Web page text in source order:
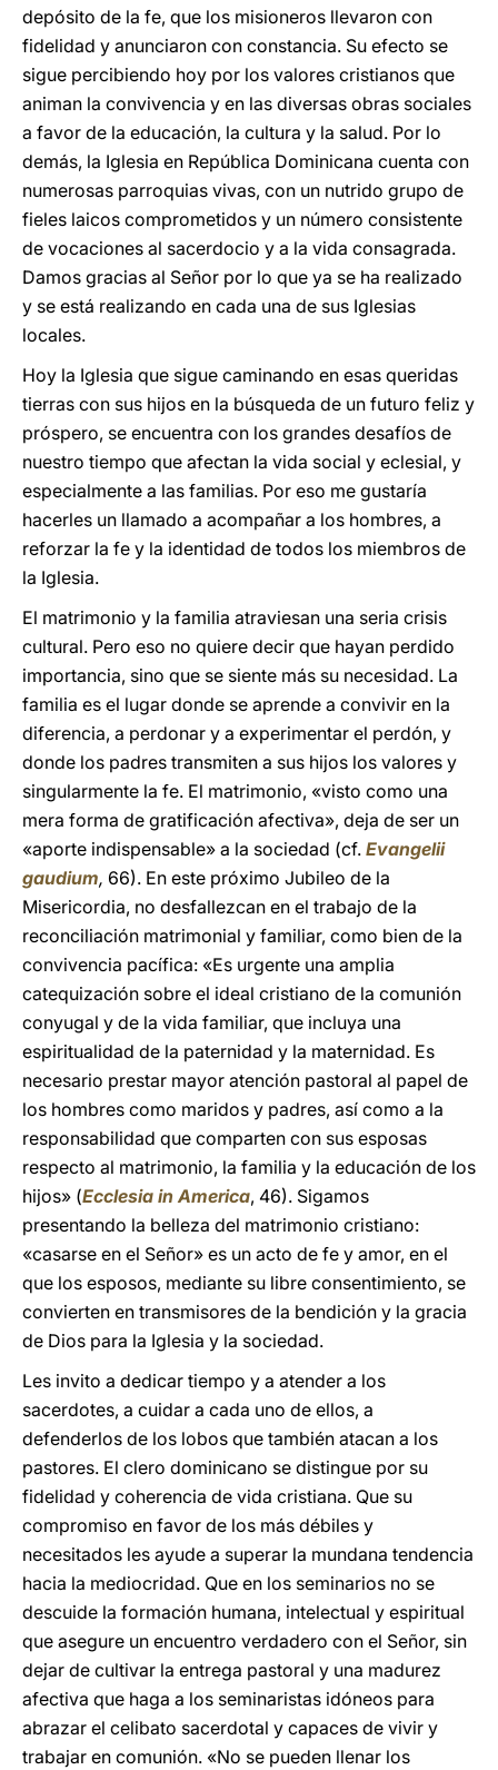
depósito de la fe, que los misioneros llevaron con
fidelidad y anunciaron con constancia. Su efecto se
sigue percibiendo hoy por los valores cristianos que
animan la convivencia y en las diversas obras sociales
a favor de la educación, la cultura y la salud. Por lo
demás, la Iglesia en República Dominicana cuenta con
numerosas parroquias vivas, con un nutrido grupo de
fieles laicos comprometidos y un número consistente
de vocaciones al sacerdocio y a la vida consagrada.
Damos gracias al Señor por lo que ya se ha realizado
y se está realizando en cada una de sus Iglesias
locales.
Hoy la Iglesia que sigue caminando en esas queridas
tierras con sus hijos en la búsqueda de un futuro feliz y
próspero, se encuentra con los grandes desafíos de
nuestro tiempo que afectan la vida social y eclesial, y
especialmente a las familias. Por eso me gustaría
hacerles un llamado a acompañar a los hombres, a
reforzar la fe y la identidad de todos los miembros de
la Iglesia.
El matrimonio y la familia atraviesan una seria crisis
cultural. Pero eso no quiere decir que hayan perdido
importancia, sino que se siente más su necesidad. La
familia es el lugar donde se aprende a convivir en la
diferencia, a perdonar y a experimentar el perdón, y
donde los padres transmiten a sus hijos los valores y
singularmente la fe. El matrimonio, «visto como una
mera forma de gratificación afectiva», deja de ser un
«aporte indispensable» a la sociedad (cf. Evangelii
gaudium, 66). En este próximo Jubileo de la
Misericordia, no desfallezcan en el trabajo de la
reconciliación matrimonial y familiar, como bien de la
convivencia pacífica: «Es urgente una amplia
catequización sobre el ideal cristiano de la comunión
conyugal y de la vida familiar, que incluya una
espiritualidad de la paternidad y la maternidad. Es
necesario prestar mayor atención pastoral al papel de
los hombres como maridos y padres, así como a la
responsabilidad que comparten con sus esposas
respecto al matrimonio, la familia y la educación de los
hijos» (Ecclesia in America, 46). Sigamos
presentando la belleza del matrimonio cristiano:
«casarse en el Señor» es un acto de fe y amor, en el
que los esposos, mediante su libre consentimiento, se
convierten en transmisores de la bendición y la gracia
de Dios para la Iglesia y la sociedad.
Les invito a dedicar tiempo y a atender a los
sacerdotes, a cuidar a cada uno de ellos, a
defenderlos de los lobos que también atacan a los
pastores. El clero dominicano se distingue por su
fidelidad y coherencia de vida cristiana. Que su
compromiso en favor de los más débiles y
necesitados les ayude a superar la mundana tendencia
hacia la mediocridad. Que en los seminarios no se
descuide la formación humana, intelectual y espiritual
que asegure un encuentro verdadero con el Señor, sin
dejar de cultivar la entrega pastoral y una madurez
afectiva que haga a los seminaristas idóneos para
abrazar el celibato sacerdotal y capaces de vivir y
trabajar en comunión. «No se pueden llenar los